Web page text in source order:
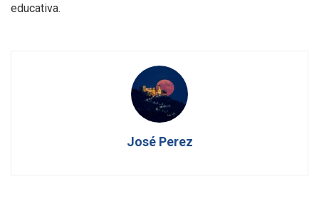
educativa.
José Perez